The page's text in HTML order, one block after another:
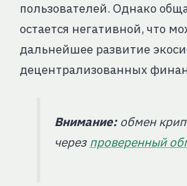
пользователей. Однако
остается негативной, что
дальнейшее развитие
децентрализованных
Внимание:обмен
через проверенный